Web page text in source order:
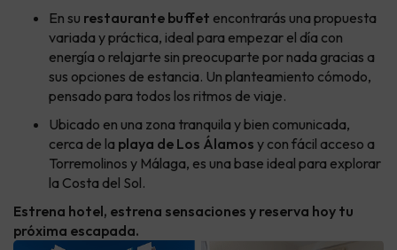
En su restaurante buffet encontrarás una propuesta
variada y práctica, ideal para empezar el día con
energía o relajarte sin preocuparte por nada gracias a
sus opciones de estancia. Un planteamiento cómodo,
pensado para todos los ritmos de viaje.
Ubicado en una zona tranquila y bien comunicada,
cerca de la playa de Los Álamos y con fácil acceso a
Torremolinos y Málaga, es una base ideal para explorar
la Costa del Sol.
Estrena hotel, estrena sensaciones y reserva hoy tu
próxima escapada.